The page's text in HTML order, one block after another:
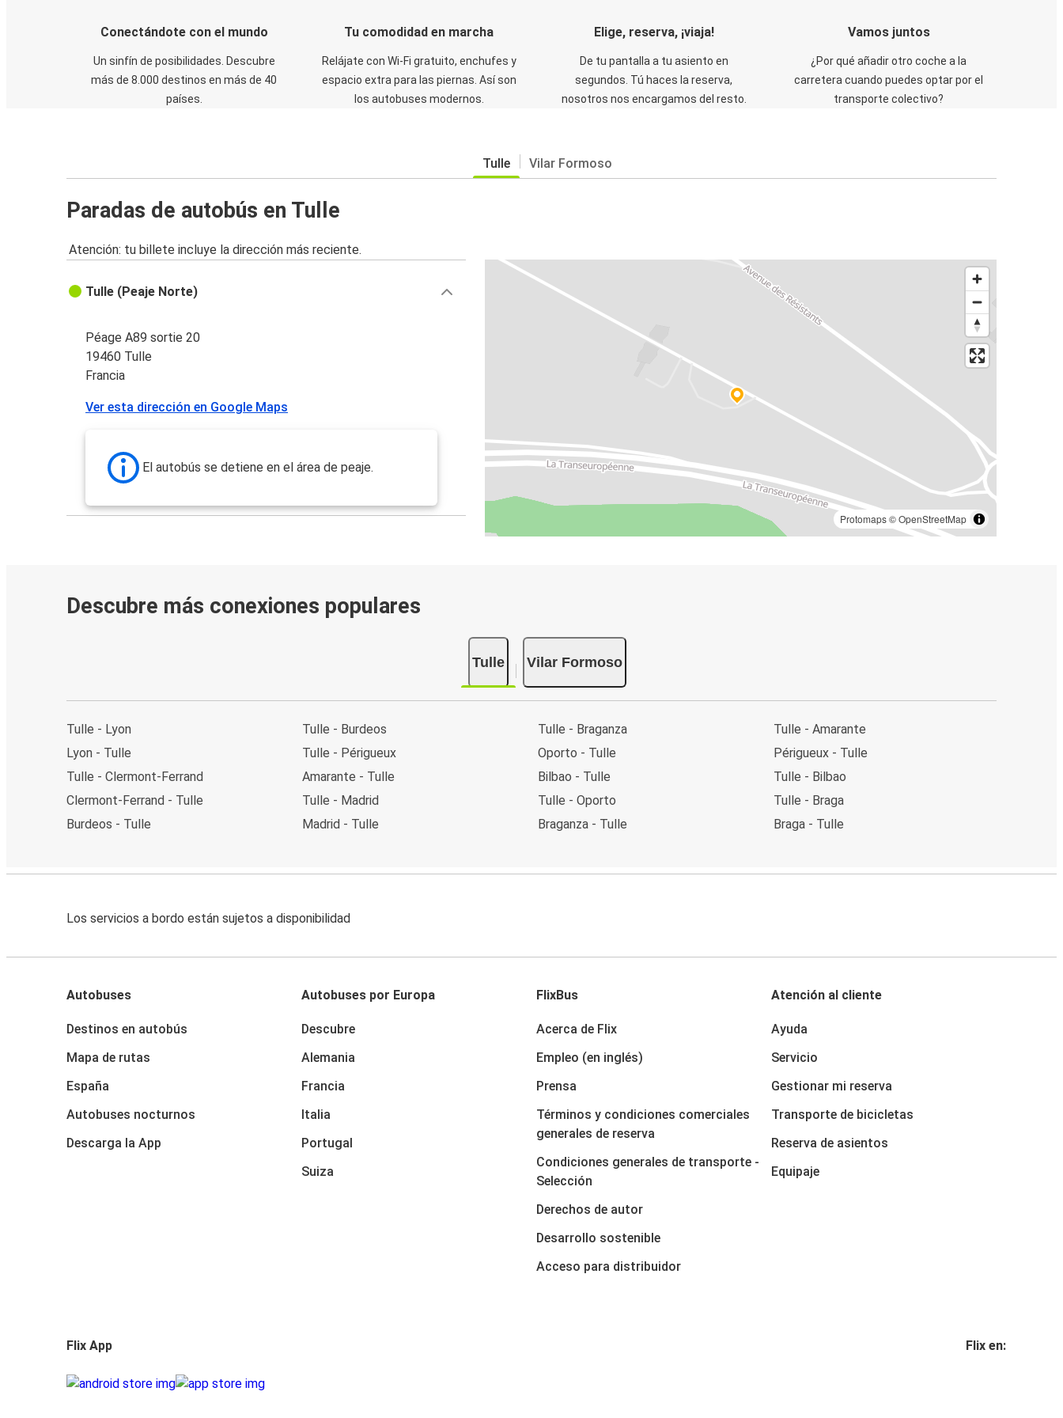
Conectándote con el mundo
Un sinfín de posibilidades. Descubre
más de 8.000 destinos en más de 40
países.
Tu comodidad en marcha
Relájate con Wi-Fi gratuito, enchufes y
espacio extra para las piernas. Así son
los autobuses modernos.
Elige, reserva, ¡viaja!
De tu pantalla a tu asiento en
segundos. Tú haces la reserva,
nosotros nos encargamos del resto.
Vamos juntos
¿Por qué añadir otro coche a la
carretera cuando puedes optar por el
transporte colectivo?
Tulle Vilar Formoso
Paradas de autobús en Tulle
Atención: tu billete incluye la dirección más reciente.
Protomaps©OpenStreetMap
Tulle (Peaje Norte)
Péage A89 sortie 20
19460 Tulle
Francia
Ver esta dirección en Google Maps
El autobús se detiene en el área de peaje.
Descubre más conexiones populares
Tulle Vilar Formoso
Tulle - Lyon
Lyon - Tulle
Tulle - Clermont-Ferrand
Clermont-Ferrand - Tulle
Burdeos - Tulle
Tulle - Burdeos
Tulle - Périgueux
Amarante - Tulle
Tulle - Madrid
Madrid - Tulle
Tulle - Braganza
Oporto - Tulle
Bilbao - Tulle
Tulle - Oporto
Braganza - Tulle
Tulle - Amarante
Périgueux - Tulle
Tulle - Bilbao
Tulle - Braga
Braga - Tulle
Los servicios a bordo están sujetos a disponibilidad
Autobuses
Destinos en autobús
Mapa de rutas
España
Autobuses nocturnos
Descarga la App
Autobuses por Europa
Descubre
Alemania
Francia
Italia
Portugal
Suiza
FlixBus
Acerca de Flix
Empleo (en inglés)
Prensa
Términos y condiciones comerciales
generales de reserva
Condiciones generales de transporte -
Selección
Derechos de autor
Desarrollo sostenible
Acceso para distribuidor
Atención al cliente
Ayuda
Servicio
Gestionar mi reserva
Transporte de bicicletas
Reserva de asientos
Equipaje
Flix App Flix en: